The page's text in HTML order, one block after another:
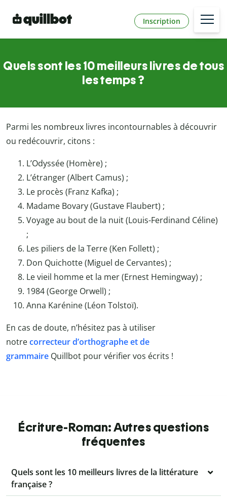
Inscription
Quels sont les 10 meilleurs livres de tous
les temps ?
Parmi les nombreux livres incontournables à découvrir
ou redécouvrir, citons :
L’Odyssée (Homère) ;
L’étranger (Albert Camus) ;
Le procès (Franz Kafka) ;
Madame Bovary (Gustave Flaubert) ;
Voyage au bout de la nuit (Louis-Ferdinand Céline)
;
Les piliers de la Terre (Ken Follett) ;
Don Quichotte (Miguel de Cervantes) ;
Le vieil homme et la mer (Ernest Hemingway) ;
1984 (George Orwell) ;
Anna Karénine (Léon Tolstoï).
En cas de doute, n’hésitez pas à utiliser
notrecorrecteur d’orthographe et de
grammaire Quillbot pour vérifier vos écrits !
Écriture-Roman: Autres questions
fréquentes
Quels sont les 10 meilleurs livres de la littérature
française ?